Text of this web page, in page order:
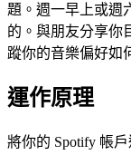
題。週一早上或
的。與朋友分享你
蹤你的音樂偏好如
運作原理
將你的 Spotify 帳